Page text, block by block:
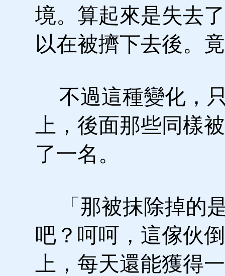
境。算起來是失去
以在被擠下去後。
不過這種變化，
上，後面那些同樣
了一名。
「那被抹除掉的
吧？呵呵，這傢伙
上，每天還能獲得